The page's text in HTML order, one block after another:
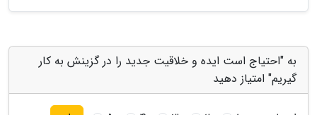
به "احتیاج است ایده و خلاقیت جدید را در گزینش به کار
گیریم" امتیاز دهید